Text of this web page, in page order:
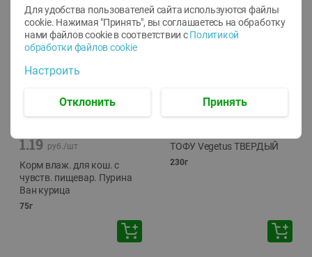
1.19 руб./шт
Корм влаж. для кош. с
чувств. пищевар. Пурина
Ван курица
75г
ТОФУ Vegetus ТВЕРДЫЙ
230г
Для удобства пользователей сайта используются файлы
cookie. Нажимая "Принять", вы соглашаетесь на обработку
нами файлов cookie в соответствии с Политикой
обработки файлов cookie
Настроить
Отклонить Принять